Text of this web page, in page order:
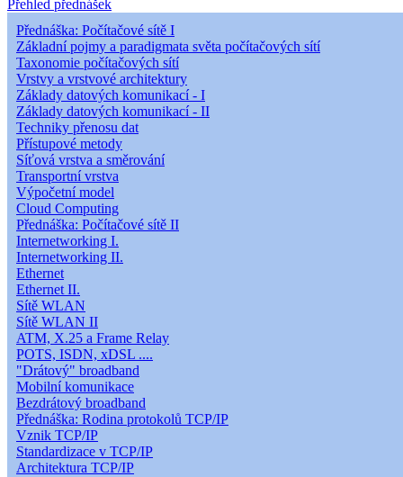
Přehled přednášek
Přednáška: Počítačové sítě I
Základní pojmy a paradigmata světa počítačových sítí
Taxonomie počítačových sítí
Vrstvy a vrstvové architektury
Základy datových komunikací - I
Základy datových komunikací - II
Techniky přenosu dat
Přístupové metody
Síťová vrstva a směrování
Transportní vrstva
Výpočetní model
Cloud Computing
Přednáška: Počítačové sítě II
Internetworking I.
Internetworking II.
Ethernet
Ethernet II.
Sítě WLAN
Sítě WLAN II
ATM, X.25 a Frame Relay
POTS, ISDN, xDSL ....
"Drátový" broadband
Mobilní komunikace
Bezdrátový broadband
Přednáška: Rodina protokolů TCP/IP
Vznik TCP/IP
Standardizace v TCP/IP
Architektura TCP/IP